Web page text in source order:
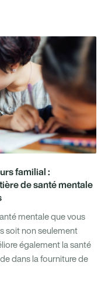
familial :
de santé mentale
mentale que vous
soit non seulement
également la santé
dans la fourniture de